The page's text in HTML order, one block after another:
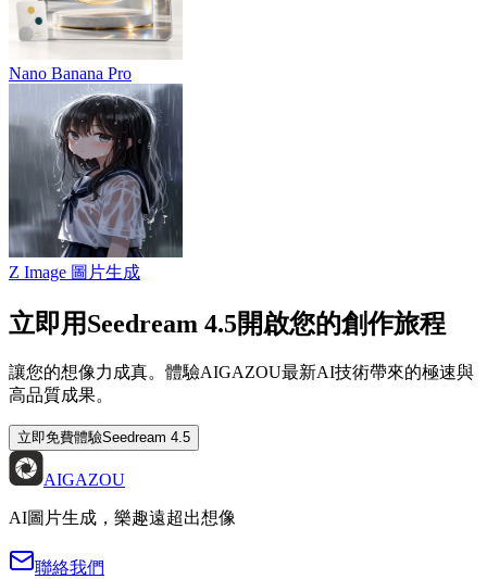
Nano Banana Pro
Z Image 圖片生成
立即用Seedream 4.5開啟您的創作旅程
讓您的想像力成真。體驗AIGAZOU最新AI技術帶來的極速與
高品質成果。
立即免費體驗Seedream 4.5
AIGAZOU
AI圖片生成，樂趣遠超出想像
聯絡我們